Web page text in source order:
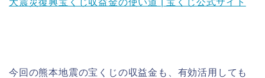
今回の熊本地震の宝くじの収益金も、有効活用しても